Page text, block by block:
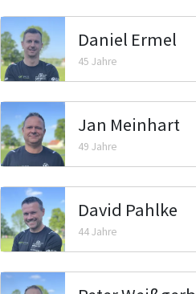
Daniel Ermel
45 Jahre
Jan Meinhart
49 Jahre
David Pahlke
44 Jahre